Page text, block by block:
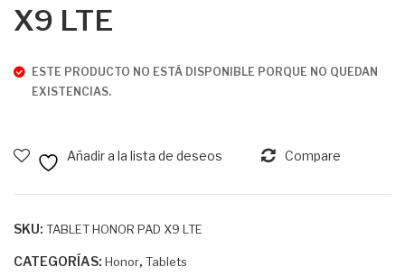
Z
(5G
TE
X9 LTE
ESTE PRODUCTO NO ESTÁ DISPONIBLE PORQUE NO QUEDAN
EXISTENCIAS.
Añadir a la lista de deseos Compare
SKU: TABLET HONOR PAD X9 LTE
CATEGORÍAS: Honor, Tablets